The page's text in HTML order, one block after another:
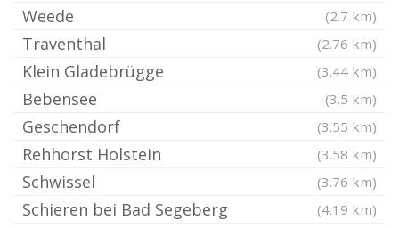
Weede (2.7 km)
Traventhal (2.76 km)
Klein Gladebrügge (3.44 km)
Bebensee (3.5 km)
Geschendorf (3.55 km)
Rehhorst Holstein (3.58 km)
Schwissel (3.76 km)
Schieren bei Bad Segeberg (4.19 km)